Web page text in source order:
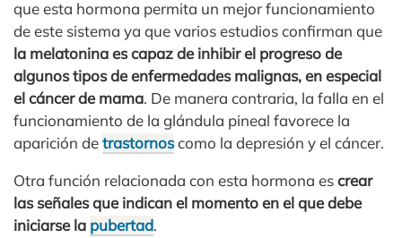
que esta hormona permita un mejor funcionamiento
de este sistema ya que varios estudios confirman que
la melatonina es capaz de inhibir el progreso de
algunos tipos de enfermedades malignas, en especial
el cáncer de mama. De manera contraria, la falla en el
funcionamiento de la glándula pineal favorece la
aparición detrastornoscomo la depresión y el cáncer.
Otra función relacionada con esta hormona escrear
las señales que indican el momento en el que debe
iniciarse la pubertad.